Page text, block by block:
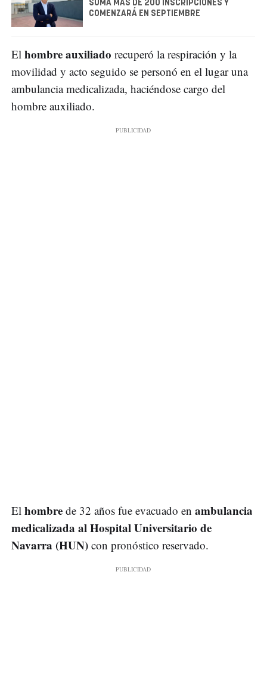
SUMA MÁS DE 200 INSCRIPCIONES Y
COMENZARÁ EN SEPTIEMBRE
El hombre auxiliado recuperó la respiración y la
movilidad y acto seguido se personó en el lugar una
ambulancia medicalizada, haciéndose cargo del
hombre auxiliado.
El hombre de 32 años fue evacuado en ambulancia
medicalizada al Hospital Universitario de
Navarra (HUN) con pronóstico reservado.